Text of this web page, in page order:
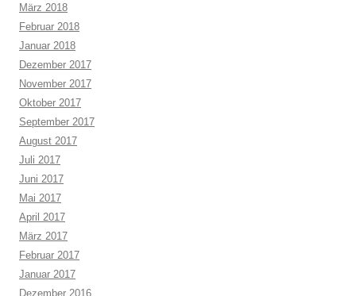
März 2018
Februar 2018
Januar 2018
Dezember 2017
November 2017
Oktober 2017
September 2017
August 2017
Juli 2017
Juni 2017
Mai 2017
April 2017
März 2017
Februar 2017
Januar 2017
Dezember 2016